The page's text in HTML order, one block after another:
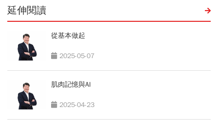
延伸閱讀
從基本做起
2025-05-07
肌肉記憶與AI
2025-04-23